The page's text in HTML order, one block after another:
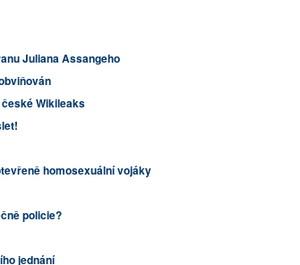
Juliana Assangeho
Wikileaks
homosexuální vojáky
policie?
jednání